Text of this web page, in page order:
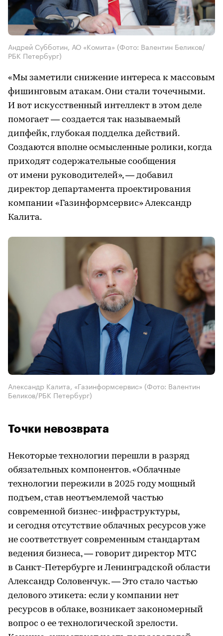
Андрей Субботин, АО «Комита» (Фото: Валентин Беликов/
РБК Петербург)
«Мы заметили снижение интереса к массовым
фишинговым атакам. Они стали точечными.
И вот искусственный интеллект в этом деле
помогает — создается так называемый
дипфейк, глубокая подделка действий.
Создаются вполне осмысленные ролики, когда
приходят содержательные сообщения
от имени руководителей», — добавил
директор департамента проектирования
компании «Газинформсервис» Александр
Калита.
Александр Калита, «Газинформсервис» (Фото: Валентин
Беликов/РБК Петербург)
Точки невозврата
Некоторые технологии перешли в разряд
обязательных компонентов. «Облачные
технологии пережили в 2025 году мощный
подъем, став неотъемлемой частью
современной бизнес-инфраструктуры,
и сегодня отсутствие облачных ресурсов уже
не соответствует современным стандартам
ведения бизнеса, — говорит директор МТС
в Санкт-Петербурге и Ленинградской области
Александр Соловенчук. — Это стало частью
делового этикета: если у компании нет
ресурсов в облаке, возникает закономерный
вопрос о ее технологической зрелости.